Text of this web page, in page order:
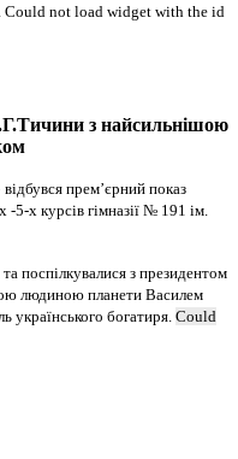
Could not load widget with the id
з найсильнішою
прем’єрний показ
-5-х курсів гімназії № 191 ім.
поспілкувалися з президентом
людиною планети Василем
українського богатиря. Could